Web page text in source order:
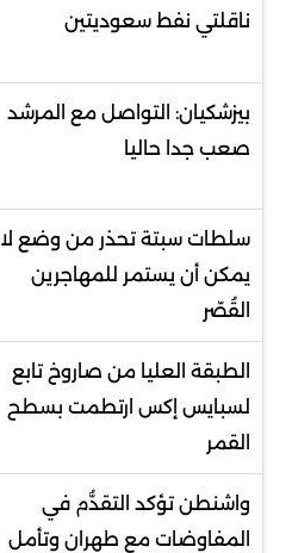
ناقلتي نفط سعوديتين
بيزشكيان: التواصل مع المرشد
صعب جدا حاليا
سلطات سبتة تحذر من وضع لا
يمكن أن يستمر للمهاجرين
القُصّر
الطبقة العليا من صاروخ تابع
لسبايس إكس ارتطمت بسطح
القمر
واشنطن تؤكد التقدُّم في
المفاوضات مع طهران وتأمل